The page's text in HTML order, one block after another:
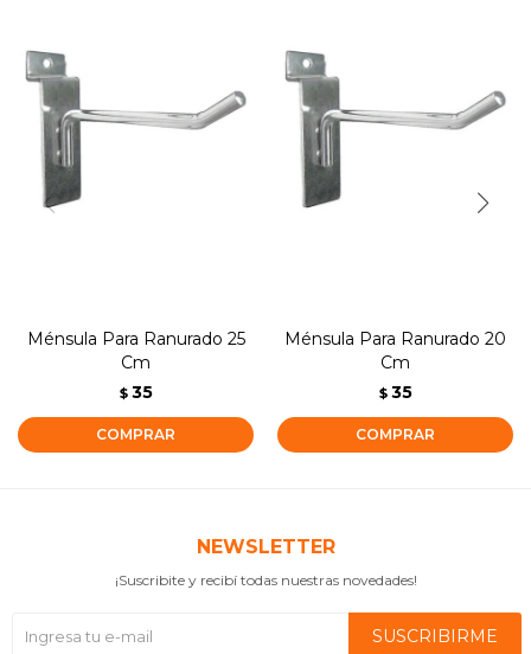
Ménsula Para Ranurado 25
Cm
$ 35
Ménsula Para Ranurado 20
Cm
$ 35
NEWSLETTER
¡Suscribite y recibí todas nuestras novedades!
SUSCRIBIRME